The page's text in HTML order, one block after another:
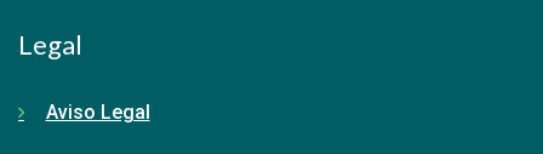
Legal
Aviso Legal